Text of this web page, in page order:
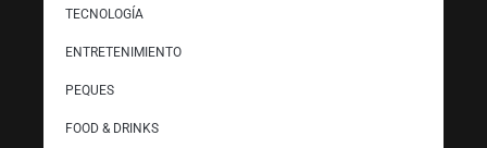
TECNOLOGÍA
ENTRETENIMIENTO
PEQUES
FOOD & DRINKS